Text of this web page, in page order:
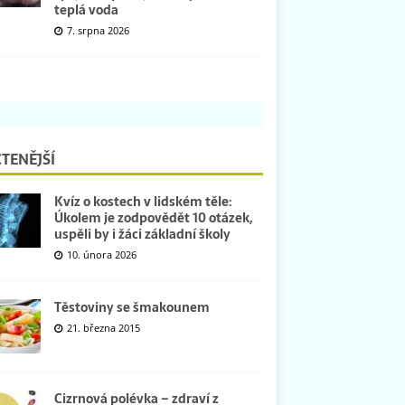
teplá voda
7. srpna 2026
Kvíz o kostech v lidském těle:
Úkolem je zodpovědět 10 otázek,
uspěli by i žáci základní školy
10. února 2026
Těstoviny se šmakounem
21. března 2015
Cizrnová polévka – zdraví z